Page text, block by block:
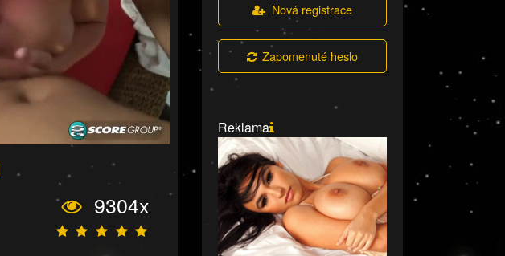
9304x
Nová registrace
Zapomenuté heslo
Reklama